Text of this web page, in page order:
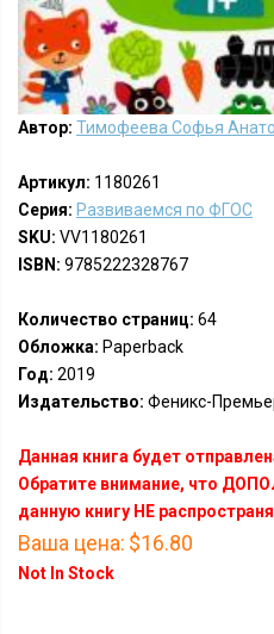
Автор: Тимофеева Софья
Артикул: 1180261
Серия: Развиваемся по ФГОС
SKU: VV1180261
ISBN: 9785222328767
Количество страниц: 64
Обложка: Paperback
Год: 2019
Издательство: Феникс-
Данная книга будет
Обратите внимание, что
данную книгу НЕ
Ваша цена: $16.80
Not In Stock